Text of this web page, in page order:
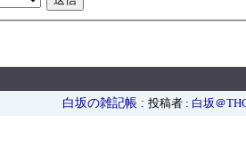
白坂の雑記帳 : 投稿者 : 白坂＠